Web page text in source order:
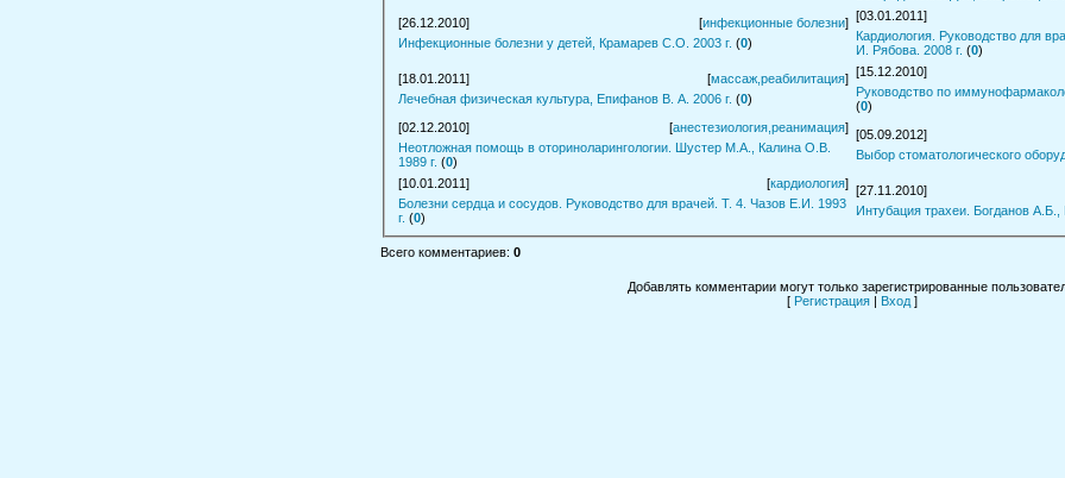
[26.12.2010]
[инфекционные болезни]
Инфекционные болезни у детей, Крамарев С.О. 2003 г. (0)
[03.01.2011]
Кардиология. Руководство для
И. Рябова. 2008 г. (0)
[18.01.2011]
[массаж,реабилитация]
Лечебная физическая культура, Епифанов В. А. 2006 г. (0)
[15.12.2010]
Руководство по
(0)
[02.12.2010]
[анестезиология,реанимация]
Неотложная помощь в оториноларингологии. Шустер М.А., Калина О.В.
1989 г. (0)
[05.09.2012]
Выбор стоматологического
[10.01.2011]
[кардиология]
Болезни сердца и сосудов. Руководство для врачей. Т. 4. Чазов Е.И. 1993
г. (0)
[27.11.2010]
Интубация трахеи. Богданов А.Б.,
Всего комментариев: 0
Добавлять комментарии могут только зарегистрированные
[ Регистрация Вход ]